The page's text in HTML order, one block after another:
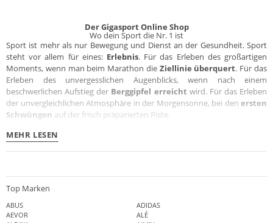
Der Gigasport Online Shop
Wo dein Sport die Nr. 1 ist
Sport ist mehr als nur Bewegung und Dienst an der Gesundheit. Sport
steht vor allem für eines: Erlebnis. Für das Erleben des großartigen
Moments, wenn man beim Marathon die Ziellinie überquert. Für das
Erleben des unvergesslichen Augenblicks, wenn nach einem
beschwerlichen Aufstieg der Berggipfel erreicht wird. Für das Erleben
der unvergleichlichen Atmosphäre in der Morgensonne, bei den ersten
Schwüngen auf der frisch präparierten Piste.
MEHR LESEN
Top Marken
ABUS
ADIDAS
AEVOR
ALÉ